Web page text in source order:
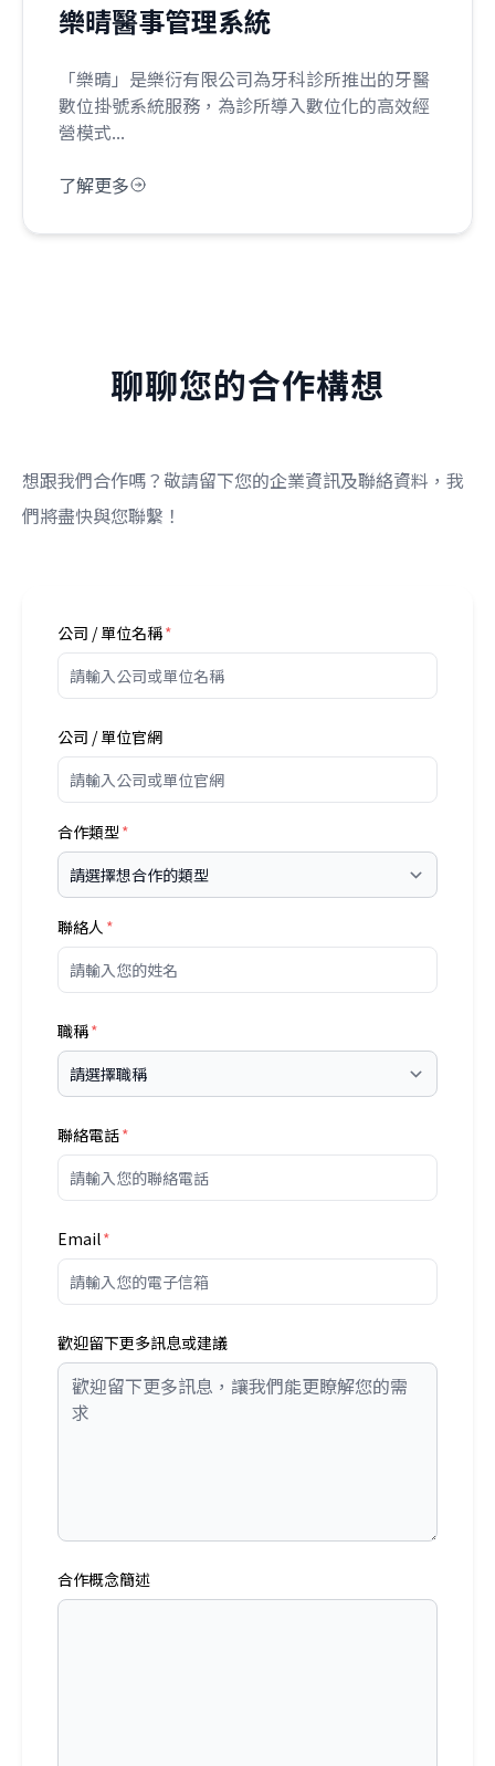
樂晴醫事管理系統
「樂晴」是樂衍有限公司為牙科診所推出的牙醫
數位掛號系統服務，為診所導入數位化的高效經
營模式...
了解更多
聊聊您的合作構想
想跟我們合作嗎？敬請留下您的企業資訊及聯絡資料，我
們將盡快與您聯繫！
公司 / 單位名稱
公司 / 單位官網
合作類型
聯絡人
職稱
聯絡電話
Email
歡迎留下更多訊息或建議
合作概念簡述